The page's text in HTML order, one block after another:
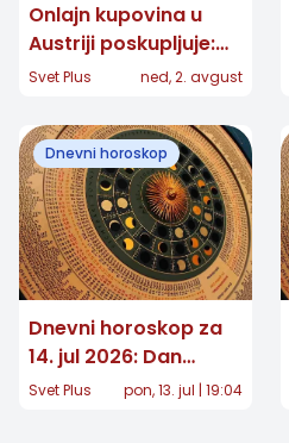
Onlajn kupovina u
Austriji poskupljuje:
Za pojedine pakete
Svet Plus ned, 2. avgust
Dnevni horoskop
Dnevni horoskop za
14. jul 2026: Dan
odluka i velikih
Svet Plus pon, 13. jul | 19:04